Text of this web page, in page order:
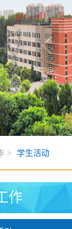
> 学生活动
作